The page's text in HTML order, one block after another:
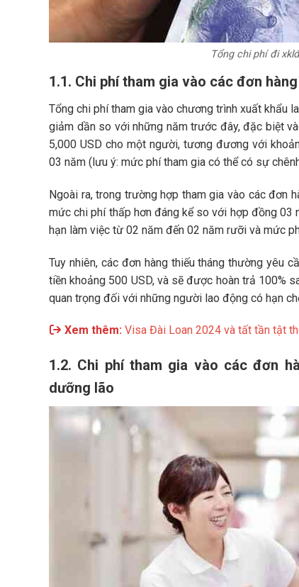
Tổng chi phí đi
1.1. Chi phí tham gia vào các đơn
Tổng chi phí tham gia vào chương trình xuất khẩu
giảm dần so với những năm trước đây, đặc biệt
5,000 USD cho một người, tương đương với
03 năm (lưu ý: mức phí tham gia có thể có sự
Ngoài ra, trong trường hợp tham gia vào các đơn
mức chi phí thấp hơn đáng kể so với hợp đồng 03
hạn làm việc từ 02 năm đến 02 năm rưỡi và mức
Tuy nhiên, các đơn hàng thiếu tháng thường yêu
tiền khoảng 500 USD, và sẽ được hoàn trả 100%
quan trọng đối với những người lao động có hạn
Xem thêm: Visa Đài Loan 2024 và tất tần tật
1.2. Chi phí tham gia vào các đơn
dưỡng lão